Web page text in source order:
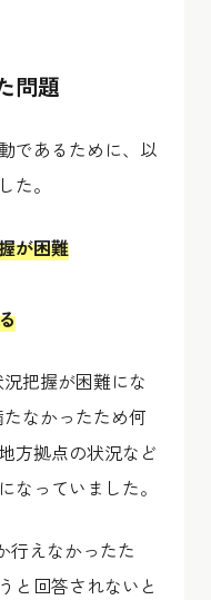
問題
であるために、以
た。
が困難
把握が困難にな
なかったため何
方拠点の状況など
なっていました。
行えなかったた
と回答されないと